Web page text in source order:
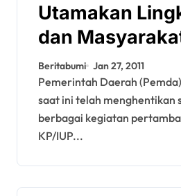
Utamakan
dan
Manggarai Barat
Hentikan
Beritabumi Jan 27, 2011
Pemerintah Daerah (Pemda) Manggarai Barat
saat ini telah menghentikan
berbagai kegiatan
KP/IUP...